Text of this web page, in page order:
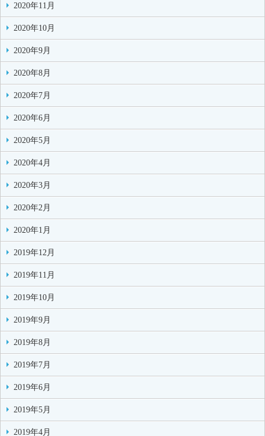
2020年11月
2020年10月
2020年9月
2020年8月
2020年7月
2020年6月
2020年5月
2020年4月
2020年3月
2020年2月
2020年1月
2019年12月
2019年11月
2019年10月
2019年9月
2019年8月
2019年7月
2019年6月
2019年5月
2019年4月